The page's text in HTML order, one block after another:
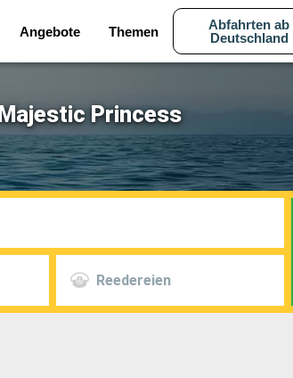
Angebote Themen
Abfahrten ab
Deutschland
Princess
Reedereien